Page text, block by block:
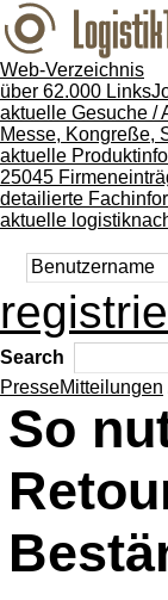
Web-Verzeichnis
über 62.000 Links
aktuelle Gesuche /
Messe, Kongreße,
aktuelle
25045
detailierte
aktuelle
Search
PresseMitteilungen
So